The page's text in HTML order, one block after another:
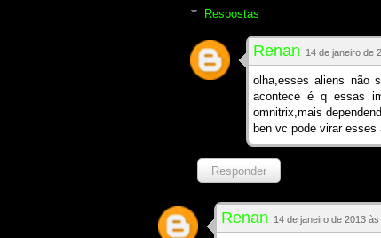
Respostas
Renan 14 de janeiro de
olha,esses aliens não
acontece é q essas
omnitrix,mais
ben vc pode virar
Responder
Renan 14 de janeiro de 2013 às